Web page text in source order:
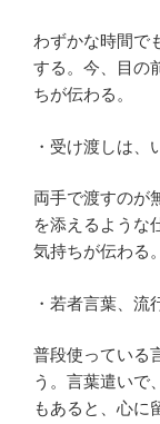
わずかな時間で
する。今、目の
ちが伝わる。
・受け渡しは、
両手で渡すのが
を添えるような
気持ちが伝わる。
・若者言葉、流
普段使っている
う。言葉遣いで
もあると、心に